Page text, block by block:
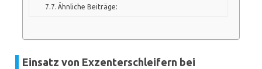
Ähnliche Beiträge:
Einsatz von Exzenterschleifern bei